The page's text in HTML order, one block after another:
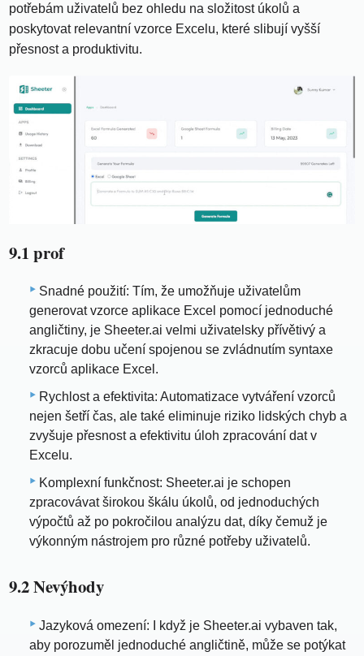
potřebám uživatelů bez ohledu na složitost úkolů a
poskytovat relevantní vzorce Excelu, které slibují vyšší
přesnost a produktivitu.
9.1 prof
Snadné použití: Tím, že umožňuje uživatelům
generovat vzorce aplikace Excel pomocí jednoduché
angličtiny, je Sheeter.ai velmi uživatelsky přívětivý a
zkracuje dobu učení spojenou se zvládnutím syntaxe
vzorců aplikace Excel.
Rychlost a efektivita: Automatizace vytváření vzorců
nejen šetří čas, ale také eliminuje riziko lidských chyb a
zvyšuje přesnost a efektivitu úloh zpracování dat v
Excelu.
Komplexní funkčnost: Sheeter.ai je schopen
zpracovávat širokou škálu úkolů, od jednoduchých
výpočtů až po pokročilou analýzu dat, díky čemuž je
výkonným nástrojem pro různé potřeby uživatelů.
9.2 Nevýhody
Jazyková omezení: I když je Sheeter.ai vybaven tak,
aby porozuměl jednoduché angličtině, může se potýkat